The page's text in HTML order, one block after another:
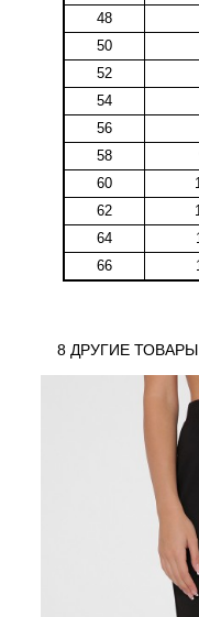
48
50
52
54
56
58
60
62
64
66
8 ДРУГИЕ